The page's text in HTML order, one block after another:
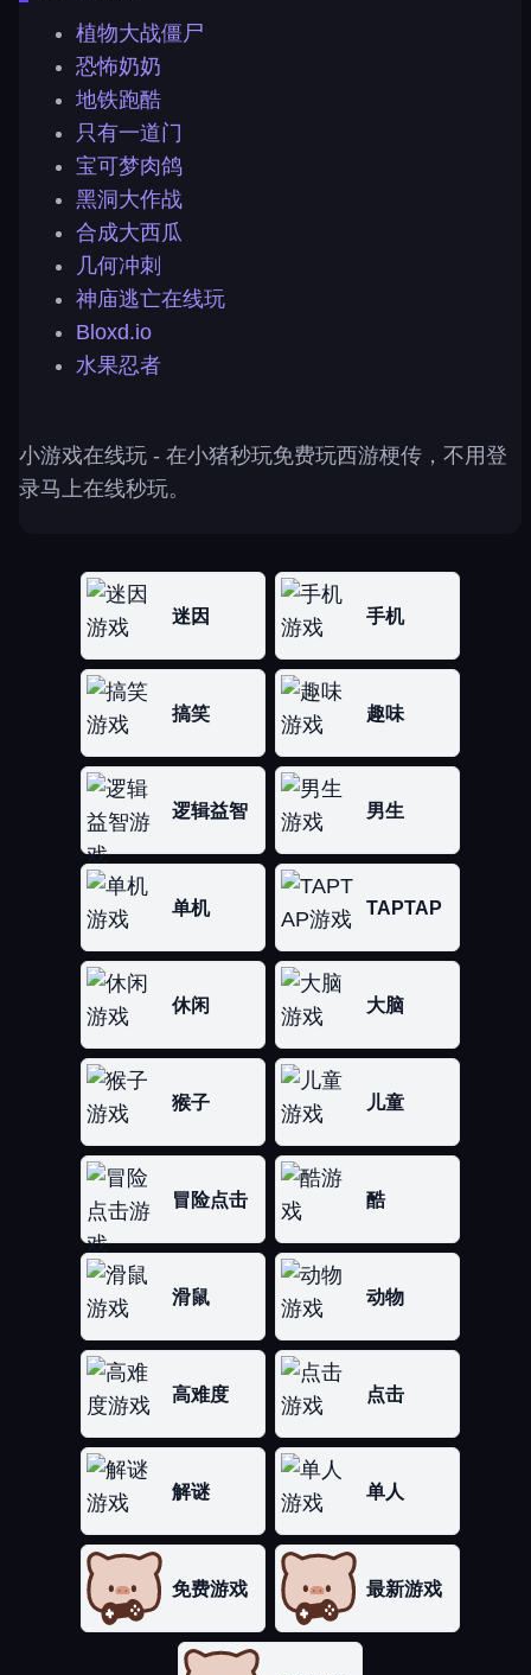
植物大战僵尸
恐怖奶奶
地铁跑酷
只有一道门
宝可梦肉鸽
黑洞大作战
合成大西瓜
几何冲刺
神庙逃亡在线玩
Bloxd.io
水果忍者
小游戏在线玩 - 在小猪秒玩免费玩西游梗传，不用登
录马上在线秒玩。
迷因 手机
搞笑 趣味
逻辑益智 男生
单机 TAPTAP
休闲 大脑
猴子 儿童
冒险点击 酷
滑鼠 动物
高难度 点击
解谜 单人
免费游戏 最新游戏